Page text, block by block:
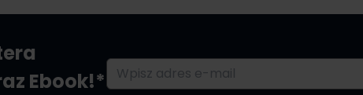
Ebook!*
Adres e-mail